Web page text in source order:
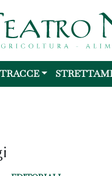
TRACCE